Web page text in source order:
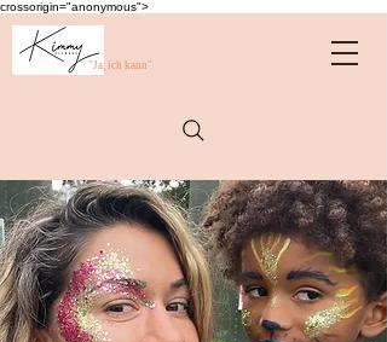
crossorigin="anonymous">
"Ja, ich kann"